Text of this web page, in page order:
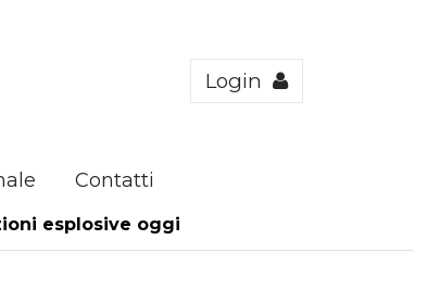
Login
Contatti
esplosive oggi